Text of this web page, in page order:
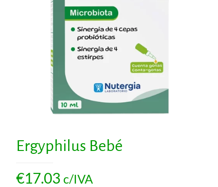
Ergyphilus Bebé
€17.03 c/IVA